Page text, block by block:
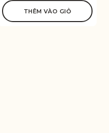
THÊM VÀO GIỎ